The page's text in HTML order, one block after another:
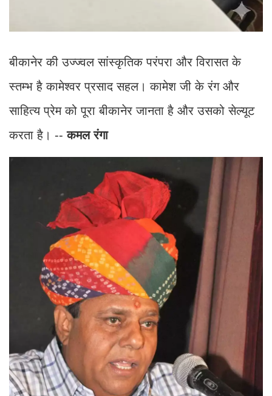
बीकानेर की उज्ज्वल सांस्कृतिक परंपरा और विरासत के
स्तम्भ है कामेश्वर प्रसाद सहल। कामेश जी के रंग और
साहित्य प्रेम को पूरा बीकानेर जानता है और उसको सेल्यूट
करता है। --कमल रंगा